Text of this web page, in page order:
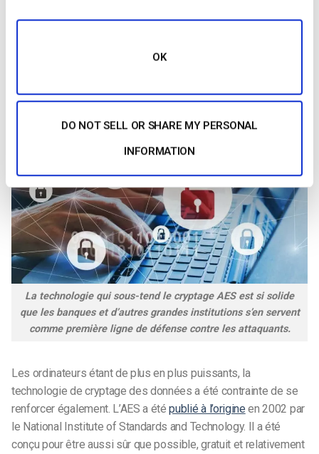
OK
DO NOT SELL OR SHARE MY PERSONAL
INFORMATION
Aperçu technique du cryptage vidéo AES
La technologie qui sous-tend le cryptage AES est si solide
que les banques et d’autres grandes institutions s’en servent
comme première ligne de défense contre les attaquants.
Les ordinateurs étant de plus en plus puissants, la
technologie de cryptage des données a été contrainte de se
renforcer également. L’AES a étépublié à l’origine en 2002 par
le National Institute of Standards and Technology. Il a été
conçu pour être aussi sûr que possible, gratuit et relativement